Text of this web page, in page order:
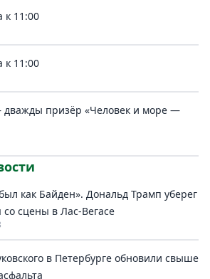
к 11:00
к 11:00
дважды призёр «Человек и море —
как Байден». Дональд Трамп уберег
сцены в Лас-Вегасе
в Петербурге обновили свыше